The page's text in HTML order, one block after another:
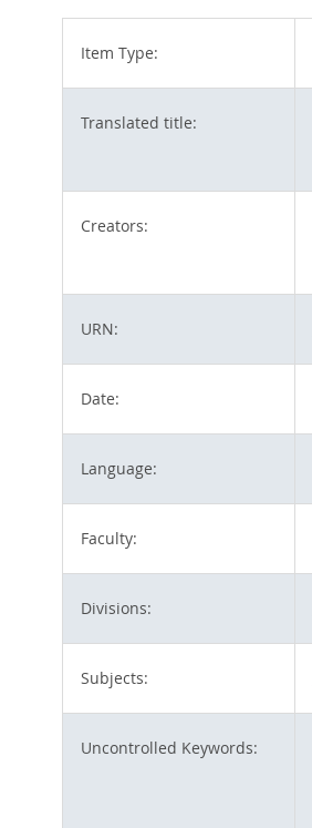
Item Type:
Translated title:
Creators:
URN:
Date:
Language:
Faculty:
Divisions:
Subjects:
Uncontrolled Keywords: